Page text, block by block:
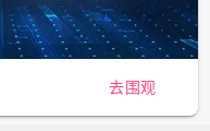
去围观